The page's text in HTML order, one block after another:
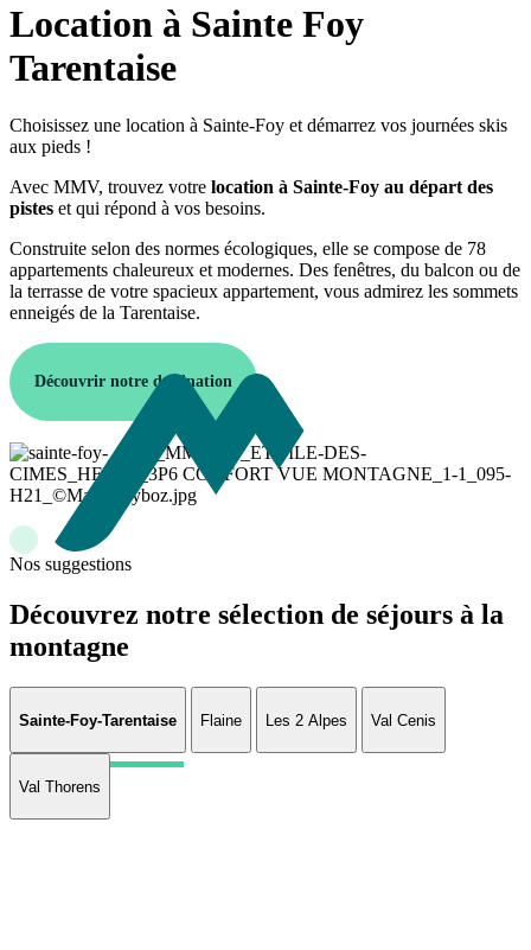
Location à Sainte Foy
Tarentaise
Choisissez une location à Sainte-Foy et démarrez vos journées skis
aux pieds !
Avec MMV, trouvez votre location à Sainte-Foy au départ des
pistes et qui répond à vos besoins.
Construite selon des normes écologiques, elle se compose de 78
appartements chaleureux et modernes. Des fenêtres, du balcon ou de
la terrasse de votre spacieux appartement, vous admirez les sommets
enneigés de la Tarentaise.
Découvrir notre destination
Nos suggestions
Découvrez notre sélection de séjours à la
montagne
Sainte-Foy-Tarentaise Flaine Les 2 Alpes Val Cenis
Val Thorens